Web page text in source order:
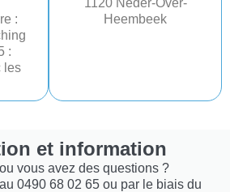
:
:
les
Heembeek
et information
vous avez des questions ?
0490 68 02 65 ou par le biais du